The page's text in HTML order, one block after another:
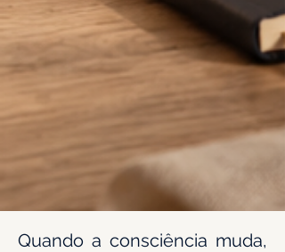
Quando a consciência muda,